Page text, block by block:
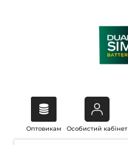
Оптовикам Особистий кабінет